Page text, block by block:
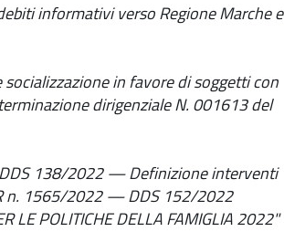
informativi verso Regione Marche e
in favore di soggetti con
dirigenziale N. 001613 del
138/2022 — Definizione interventi
n. 1565/2022 — DDS 152/2022
LE POLITICHE DELLA FAMIGLIA 2022"